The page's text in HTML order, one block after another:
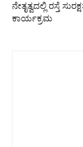
ನೇತೃತ್ವದಲ್ಲಿ ರಸ್ತೆ
ಕಾರ್ಯಕ್ರಮ